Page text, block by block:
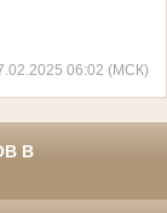
06:02 (МСК)
В